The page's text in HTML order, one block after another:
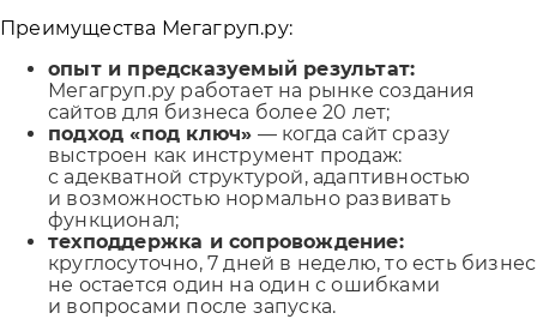
Преимущества Мегагруп.ру:
опыт и предсказуемый результат:
Мегагруп.ру работает на рынке создания
сайтов для бизнеса более 20 лет;
подход «под ключ» — когда сайт сразу
выстроен как инструмент продаж:
с адекватной структурой, адаптивностью
и возможностью нормально развивать
функционал;
техподдержка и сопровождение:
круглосуточно, 7 дней в неделю, то есть бизнес
не остается один на один с ошибками
и вопросами после запуска.